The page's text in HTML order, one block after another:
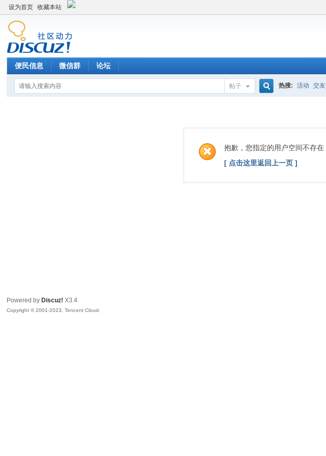
设为首页 收藏本站
便民信息 微信群 论坛
帖子
索
热搜: 活动 交友
抱歉，您指定的用户空间不存在
[ 点击这里返回上一页 ]
Powered by Discuz! X3.4
Copyright © 2001-2023, Tencent Cloud.